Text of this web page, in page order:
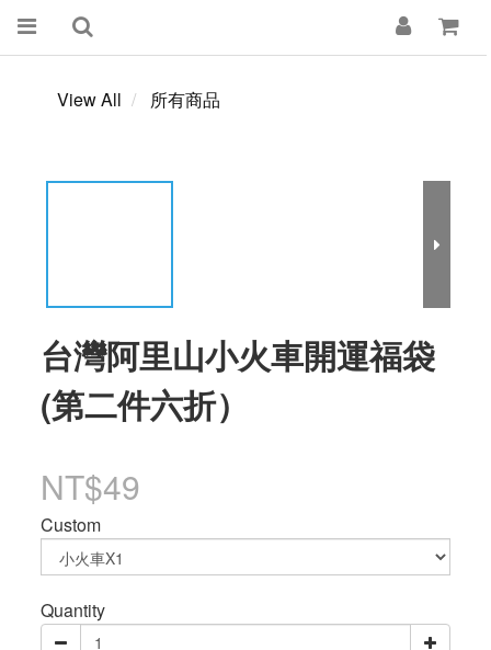
View All 所有商品
台灣阿里山小火車開運福袋
(第二件六折）
NT$49
Custom
Quantity